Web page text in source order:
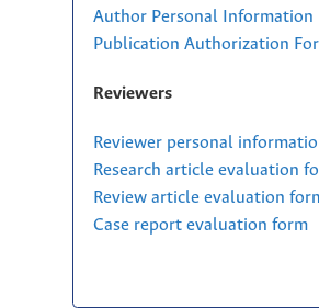
Author Personal Information
Publication Authorization
Reviewers
Reviewer personal
Research article evaluation
Review article evaluation
Case report evaluation form